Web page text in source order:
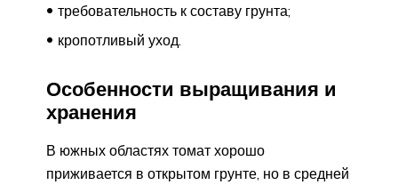
требовательность к составу грунта;
кропотливый уход.
Особенности выращивания и
хранения
В южных областях томат хорошо
приживается в открытом грунте, но в средней